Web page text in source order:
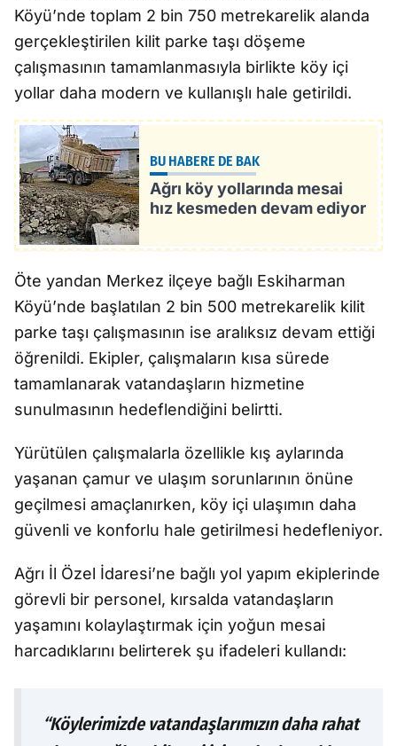
Köyü’nde toplam 2 bin 750 metrekarelik alanda
gerçekleştirilen kilit parke taşı döşeme
çalışmasının tamamlanmasıyla birlikte köy içi
yollar daha modern ve kullanışlı hale getirildi.
BU HABERE DE BAK
Ağrı köy yollarında mesai
hız kesmeden devam ediyor
Öte yandan Merkez ilçeye bağlı Eskiharman
Köyü’nde başlatılan 2 bin 500 metrekarelik kilit
parke taşı çalışmasının ise aralıksız devam ettiği
öğrenildi. Ekipler, çalışmaların kısa sürede
tamamlanarak vatandaşların hizmetine
sunulmasının hedeflendiğini belirtti.
Yürütülen çalışmalarla özellikle kış aylarında
yaşanan çamur ve ulaşım sorunlarının önüne
geçilmesi amaçlanırken, köy içi ulaşımın daha
güvenli ve konforlu hale getirilmesi hedefleniyor.
Ağrı İl Özel İdaresi’ne bağlı yol yapım ekiplerinde
görevli bir personel, kırsalda vatandaşların
yaşamını kolaylaştırmak için yoğun mesai
harcadıklarını belirterek şu ifadeleri kullandı:
“Köylerimizde vatandaşlarımızın daha rahat